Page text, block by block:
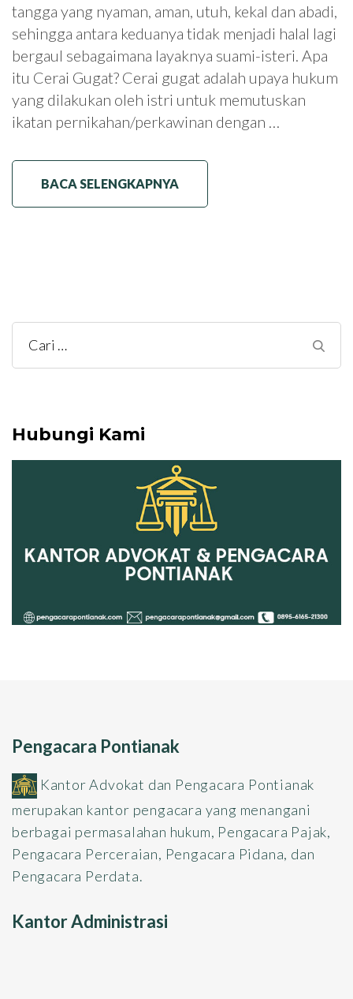
tangga yang nyaman, aman, utuh, kekal dan abadi,
sehingga antara keduanya tidak menjadi halal lagi
bergaul sebagaimana layaknya suami-isteri. Apa
itu Cerai Gugat? Cerai gugat adalah upaya hukum
yang dilakukan oleh istri untuk memutuskan
ikatan pernikahan/perkawinan dengan …
BACA SELENGKAPNYA
Cari
untuk:
Hubungi Kami
Pengacara Pontianak
Kantor Advokat dan Pengacara Pontianak
merupakan kantor pengacara yang menangani
berbagai permasalahan hukum, Pengacara Pajak,
Pengacara Perceraian, Pengacara Pidana, dan
Pengacara Perdata.
Kantor Administrasi